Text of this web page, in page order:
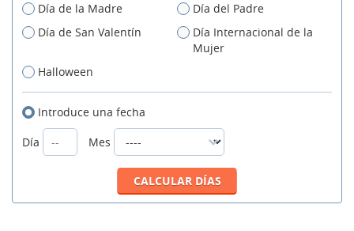
Día de la Madre
Día del Padre
Día de San Valentín
Día Internacional de la
Mujer
Halloween
Introduce una fecha
Día
Mes